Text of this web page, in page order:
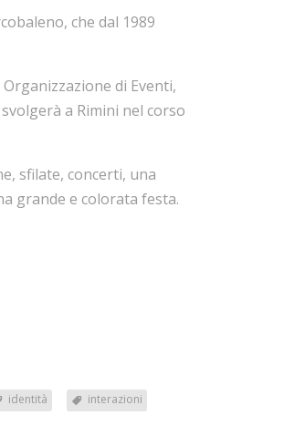
che dal 1989
di Eventi,
a Rimini nel corso
sfilate, concerti, una
grande e colorata festa.
identità interazioni